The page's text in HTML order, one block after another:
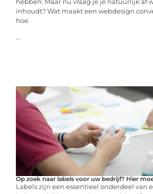
inhoudt? Wat maakt een webdesign
hoe
...
Op zoek naar labels voor uw bedrijf? Hier
Labels zijn een essentieel onderdeel van